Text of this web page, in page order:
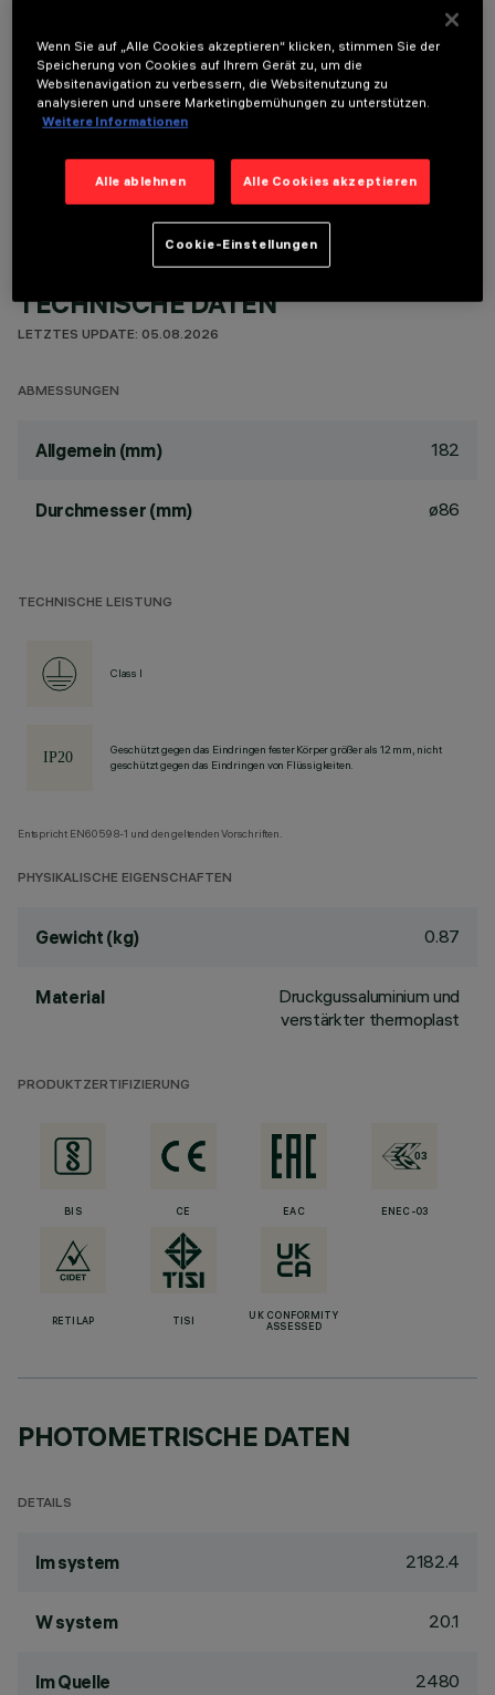
TECHNISCHE DATEN
LETZTES UPDATE: 05.08.2026
ABMESSUNGEN
Allgemein (mm) 182
Durchmesser (mm) ø86
TECHNISCHE LEISTUNG
Class I
Geschützt gegen das Eindringen fester Körper größer als 12 mm, nicht
geschützt gegen das Eindringen von Flüssigkeiten.
Entspricht EN60598-1 und den geltenden Vorschriften.
PHYSIKALISCHE EIGENSCHAFTEN
Gewicht (kg) 0.87
Material
Druckgussaluminium und
verstärkter thermoplast
PRODUKTZERTIFIZIERUNG
BIS CE EAC ENEC-03
RETILAP TISI
UK CONFORMITY
ASSESSED
PHOTOMETRISCHE DATEN
DETAILS
lm system 2182.4
W system 20.1
lm Quelle 2480
Wenn Sie auf „Alle Cookies akzeptieren“ klicken, stimmen Sie der
Speicherung von Cookies auf Ihrem Gerät zu, um die
Websitenavigation zu verbessern, die Websitenutzung zu
analysieren und unsere Marketingbemühungen zu unterstützen.
Weitere Informationen
Alle ablehnen Alle Cookies akzeptieren
Cookie-Einstellungen